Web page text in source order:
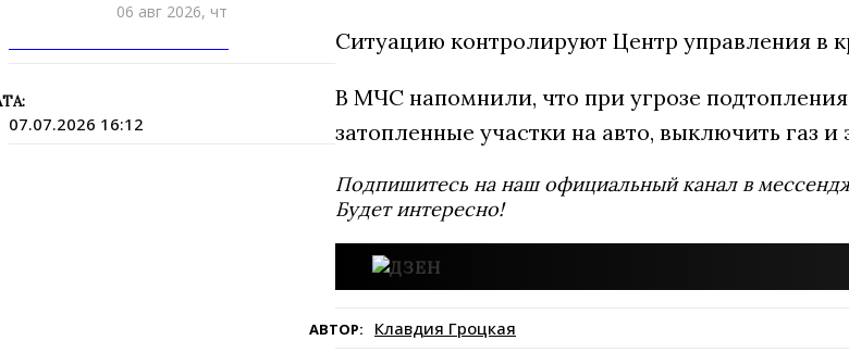
06 авг 2026, чт
07.07.2026 16:12
Ситуацию контролируют Центр управления в
В МЧС напомнили, что при угрозе
затопленные участки на авто, выключить газ
Подпишитесь на наш официальный канал в
Будет интересно!
АВТОР: Клавдия Гроцкая